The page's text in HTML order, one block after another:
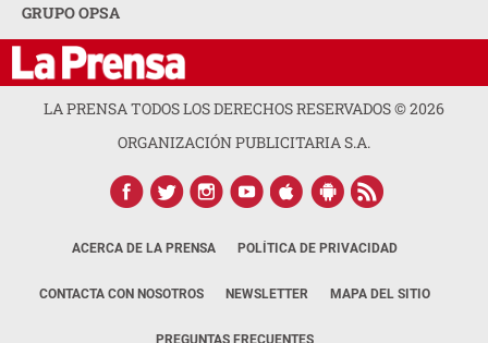
GRUPO OPSA
LA PRENSA TODOS LOS DERECHOS RESERVADOS ©2026
ORGANIZACIÓN PUBLICITARIA S.A.
ACERCA DE LA PRENSA POLÍTICA DE PRIVACIDAD
CONTACTA CON NOSOTROS NEWSLETTER MAPA DEL SITIO
PREGUNTAS FRECUENTES